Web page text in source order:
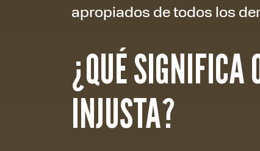
apropiados de todos los
¿QUÉ SIGNIFICA
INJUSTA?